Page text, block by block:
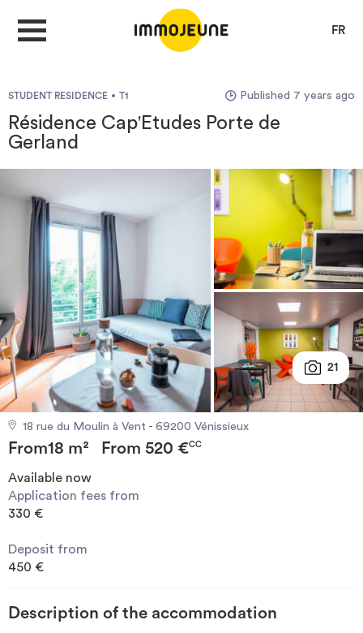
FR
Looking for a rent
Propose accommodation
Cities
Invest
Blog
STUDENT RESIDENCE T1 Published 7 years ago
Résidence Cap'Etudes Porte de
Gerland
21
18 rue du Moulin à Vent - 69200 Vénissieux
From18 m² From 520 €CC
Available now
Application fees from
330 €
Deposit from
450 €
Description of the accommodation